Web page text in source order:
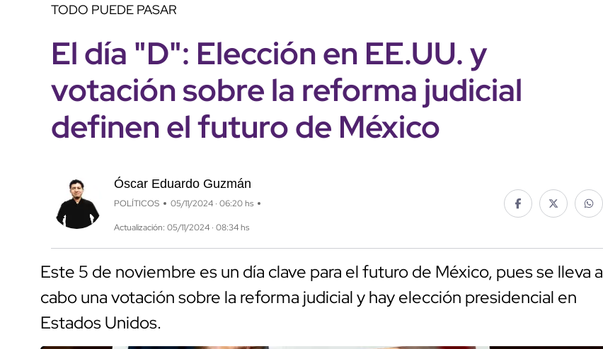
TODO PUEDE PASAR
El día "D": Elección en EE.UU. y
votación sobre la reforma judicial
definen el futuro de México
Óscar Eduardo Guzmán
POLÍTICOS 05/11/2024 · 06:20 hs
Actualización: 05/11/2024 · 08:34 hs
Este 5 de noviembre es un día clave para el futuro de México, pues se lleva a
cabo una votación sobre la reforma judicial y hay elección presidencial en
Estados Unidos.